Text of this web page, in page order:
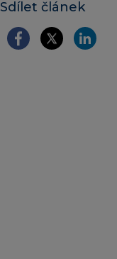
Sdílet článek